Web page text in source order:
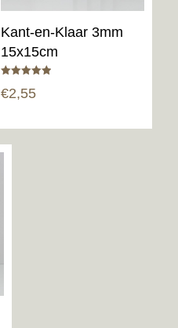
Kant-en-Klaar 3mm
15x15cm
5.00
uit 5
€2,55